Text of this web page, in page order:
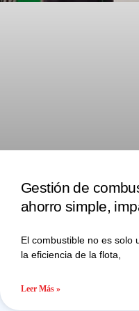
Gestión de
ahorro simple,
El combustible no es solo
la eficiencia de la flota,
Leer Más »